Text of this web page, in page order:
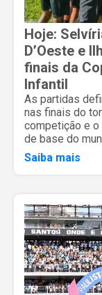
Hoje:
D’Oeste e
finais da
Infantil
As partidas
nas finais do
competição e
de base do
Saiba mais